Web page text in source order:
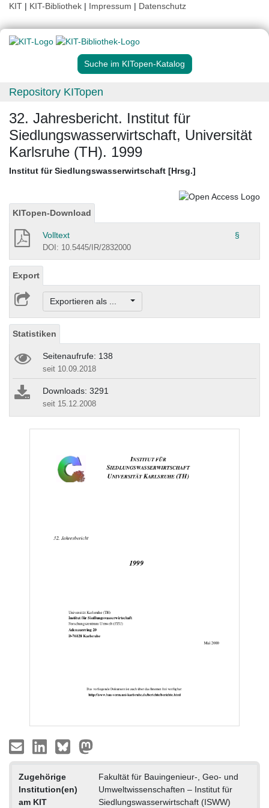
KIT | KIT-Bibliothek | Impressum | Datenschutz
Suche im KITopen-Katalog
Repository KITopen
32. Jahresbericht. Institut für
Siedlungswasserwirtschaft, Universität
Karlsruhe (TH). 1999
Institut für Siedlungswasserwirtschaft [Hrsg.]
KITopen-Download
Volltext §
DOI: 10.5445/IR/2832000
Export
Exportieren als ...
Statistiken
Seitenaufrufe: 138
seit 10.09.2018
Downloads: 3291
seit 15.12.2008
Zugehörige
Institution(en)
am KIT
Fakultät für Bauingenieur-, Geo- und
Umweltwissenschaften – Institut für
Siedlungswasserwirtschaft (ISWW)